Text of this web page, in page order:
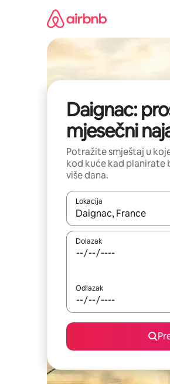
Daignac:
mjesečni
Potražite smještaj u
kod kuće kad planirate
više dana.
Lokacija
Kada budu dostupni
Dolazak
Odlazak